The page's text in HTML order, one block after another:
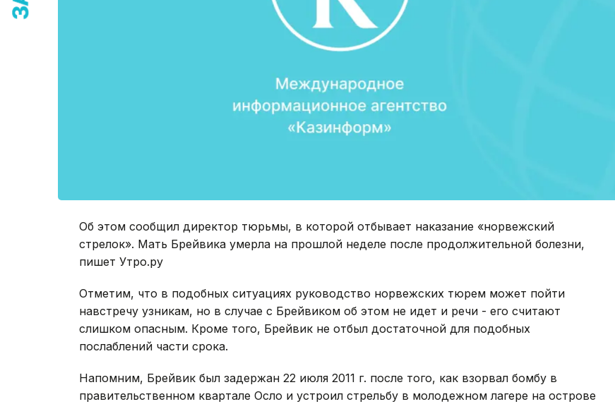
Об этом сообщил директор тюрьмы, в которой отбывает наказание «норвежский
стрелок». Мать Брейвика умерла на прошлой неделе после продолжительной болезни,
пишет Утро.ру
Отметим, что в подобных ситуациях руководство норвежских тюрем может пойти
навстречу узникам, но в случае с Брейвиком об этом не идет и речи - его считают
слишком опасным. Кроме того, Брейвик не отбыл достаточной для подобных
послаблений части срока.
Напомним, Брейвик был задержан 22 июля 2011 г. после того, как взорвал бомбу в
правительственном квартале Осло и устроил стрельбу в молодежном лагере на острове